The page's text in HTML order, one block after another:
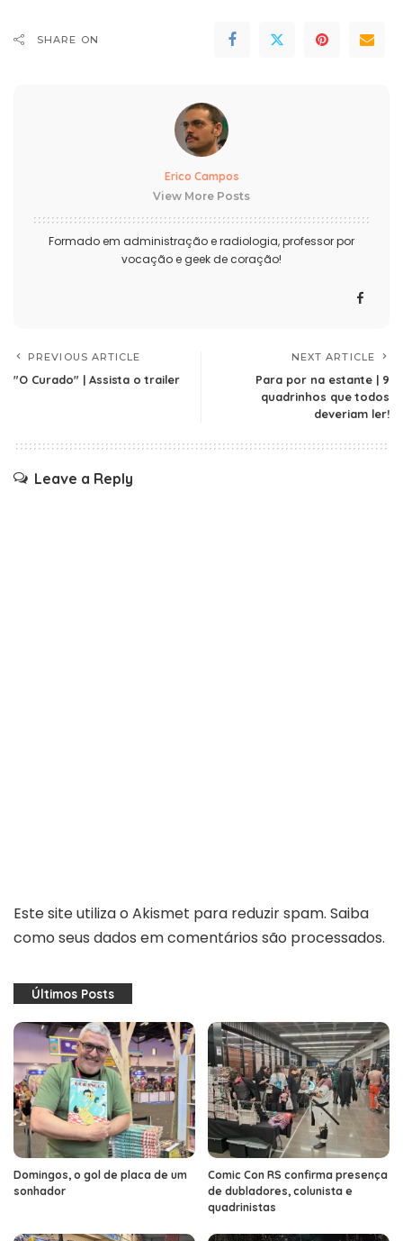
SHARE ON
Erico Campos
View More Posts
Formado em administração e radiologia, professor por
vocação e geek de coração!
PREVIOUS ARTICLE
"O Curado" | Assista o trailer
NEXT ARTICLE
Para por na estante | 9
quadrinhos que todos
deveriam ler!
Leave a Reply
Este site utiliza o Akismet para reduzir spam. Saiba
como seus dados em comentários são processados.
Últimos Posts
Domingos, o gol de placa de um
sonhador
Comic Con RS confirma presença
de dubladores, colunista e
quadrinistas